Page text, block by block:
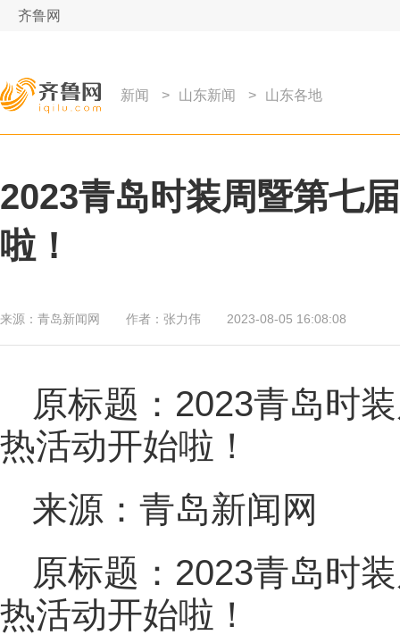
齐鲁网
新闻 > 山东新闻 > 山东各地
2023青岛时装周暨第七
啦！
来源： 青岛新闻网 作者： 张力伟 2023-08-05 16:08:08
原标题：2023青岛时
热活动开始啦！
来源：青岛新闻网
原标题：2023青岛时
热活动开始啦！